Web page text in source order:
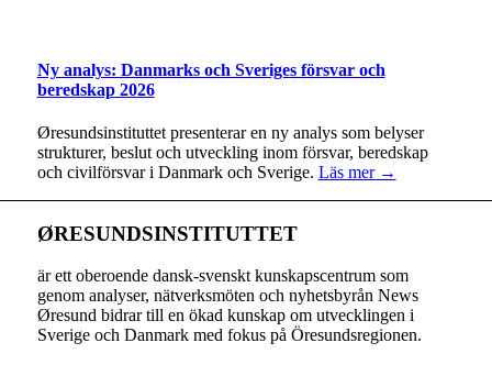
Ny analys: Danmarks och Sveriges försvar och
beredskap 2026
Øresundsinstituttet presenterar en ny analys som belyser
strukturer, beslut och utveckling inom försvar, beredskap
och civilförsvar i Danmark och Sverige. Läs mer →
ØRESUNDSINSTITUTTET
är ett oberoende dansk-svenskt kunskapscentrum som
genom analyser, nätverksmöten och nyhetsbyrån News
Øresund bidrar till en ökad kunskap om utvecklingen i
Sverige och Danmark med fokus på Öresundsregionen.